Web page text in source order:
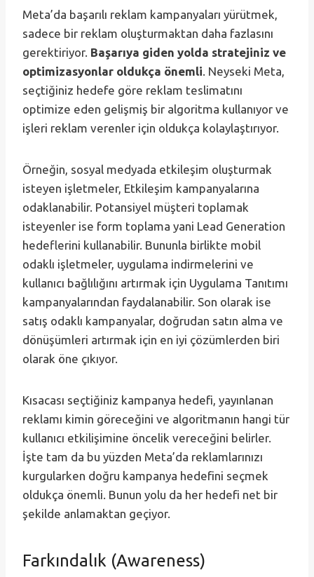
Meta’da başarılı reklam kampanyaları yürütmek,
sadece bir reklam oluşturmaktan daha fazlasını
gerektiriyor. Başarıya giden yolda stratejiniz ve
optimizasyonlar oldukça önemli. Neyseki Meta,
seçtiğiniz hedefe göre reklam teslimatını
optimize eden gelişmiş bir algoritma kullanıyor ve
işleri reklam verenler için oldukça kolaylaştırıyor.
Örneğin, sosyal medyada etkileşim oluşturmak
isteyen işletmeler, Etkileşim kampanyalarına
odaklanabilir. Potansiyel müşteri toplamak
isteyenler ise form toplama yani Lead Generation
hedeflerini kullanabilir. Bununla birlikte mobil
odaklı işletmeler, uygulama indirmelerini ve
kullanıcı bağlılığını artırmak için Uygulama Tanıtımı
kampanyalarından faydalanabilir. Son olarak ise
satış odaklı kampanyalar, doğrudan satın alma ve
dönüşümleri artırmak için en iyi çözümlerden biri
olarak öne çıkıyor.
Kısacası seçtiğiniz kampanya hedefi, yayınlanan
reklamı kimin göreceğini ve algoritmanın hangi tür
kullanıcı etkilişimine öncelik vereceğini belirler.
İşte tam da bu yüzden Meta’da reklamlarınızı
kurgularken doğru kampanya hedefini seçmek
oldukça önemli. Bunun yolu da her hedefi net bir
şekilde anlamaktan geçiyor.
Farkındalık (Awareness)